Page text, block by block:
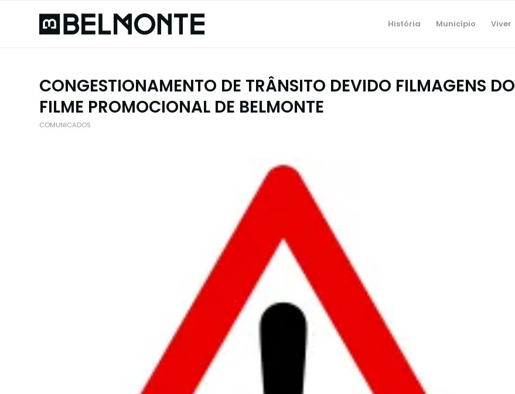
História Município Viver
CONGESTIONAMENTO DE TRÂNSITO DEVIDO FILMAGENS DO
FILME PROMOCIONAL DE BELMONTE
COMUNICADOS